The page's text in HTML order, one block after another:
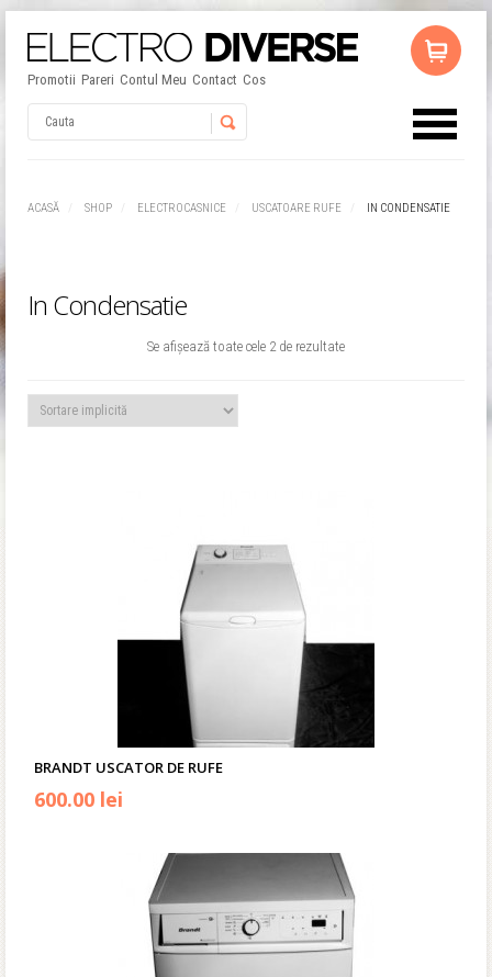
Promotii Pareri Contul Meu Contact Cos
ACASĂ SHOP ELECTROCASNICE USCATOARE RUFE IN CONDENSATIE
In Condensatie
Se afișează toate cele 2 de rezultate
BRANDT USCATOR DE RUFE
600.00 lei
Username